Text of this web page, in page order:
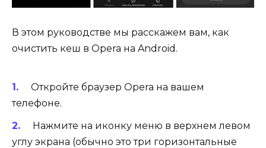
В этом руководстве мы расскажем вам, как
очистить кеш в Opera на Android.
Откройте браузер Opera на вашем
телефоне.
Нажмите на иконку меню в верхнем левом
углу экрана (обычно это три горизонтальные